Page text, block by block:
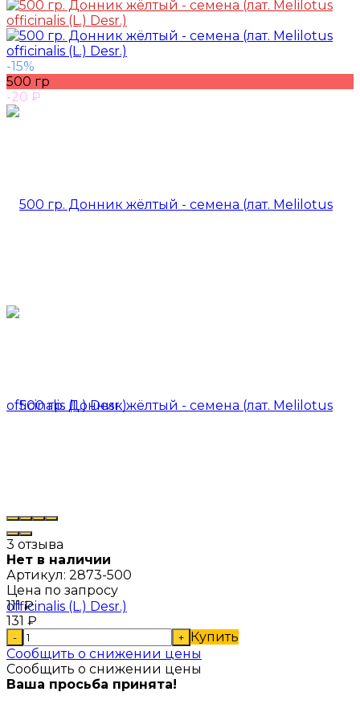
-15%
500 гр
-20 ₽
3 отзыва
Нет в наличии
Артикул: 2873-500
Цена по запросу
111₽
131 ₽
- + Купить
Сообщить о снижении цены
Сообщить о снижении цены
Ваша просьба принята!